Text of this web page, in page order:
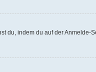
indem du auf der Anmelde-